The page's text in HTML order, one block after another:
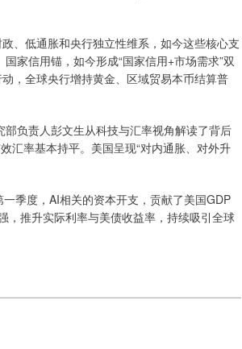
、低通胀和央行独立性维系，如今这些核心支
家信用锚，如今形成“国家信用+市场需求”双
，全球央行增持黄金、区域贸易本币结算普
负责人彭文生从科技与汇率视角解读了背后
汇率基本持平。美国呈现“对内通胀、对外升
季度，AI相关的资本开支，贡献了美国GDP
，推升实际利率与美债收益率，持续吸引全球